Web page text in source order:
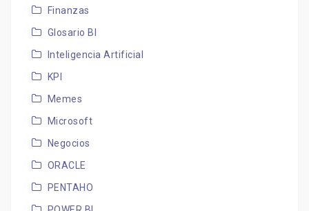
Finanzas
Glosario BI
Inteligencia Artificial
KPI
Memes
Microsoft
Negocios
ORACLE
PENTAHO